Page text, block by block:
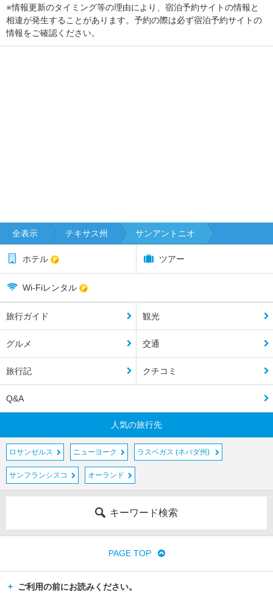
※情報更新のタイミング等の理由により、宿泊予約サイトの情報と
相違が発生することがあります。予約の際は必ず宿泊予約サイトの
情報をご確認ください。
全表示 テキサス州 サンアントニオ
ホテル ツアー
Wi-Fiレンタル
旅行ガイド 観光
グルメ 交通
旅行記 クチコミ
Q&A
人気の旅行先
ロサンゼルス ニューヨーク ラスベガス (ネバダ州)
サンフランシスコ オーランド
キーワード検索
PAGE TOP
ご利用の前にお読みください。